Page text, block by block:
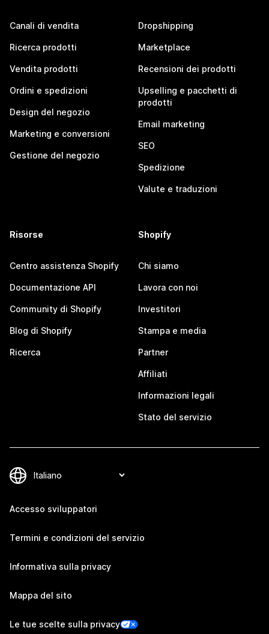
Canali di vendita
Ricerca prodotti
Vendita prodotti
Ordini e spedizioni
Design del negozio
Marketing e conversioni
Gestione del negozio
Dropshipping
Marketplace
Recensioni dei prodotti
Upselling e pacchetti di
prodotti
Email marketing
SEO
Spedizione
Valute e traduzioni
Risorse
Centro assistenza Shopify
Documentazione API
Community di Shopify
Blog di Shopify
Ricerca
Shopify
Chi siamo
Lavora con noi
Investitori
Stampa e media
Partner
Affiliati
Informazioni legali
Stato del servizio
Accesso sviluppatori
Termini e condizioni del servizio
Informativa sulla privacy
Mappa del sito
Le tue scelte sulla privacy